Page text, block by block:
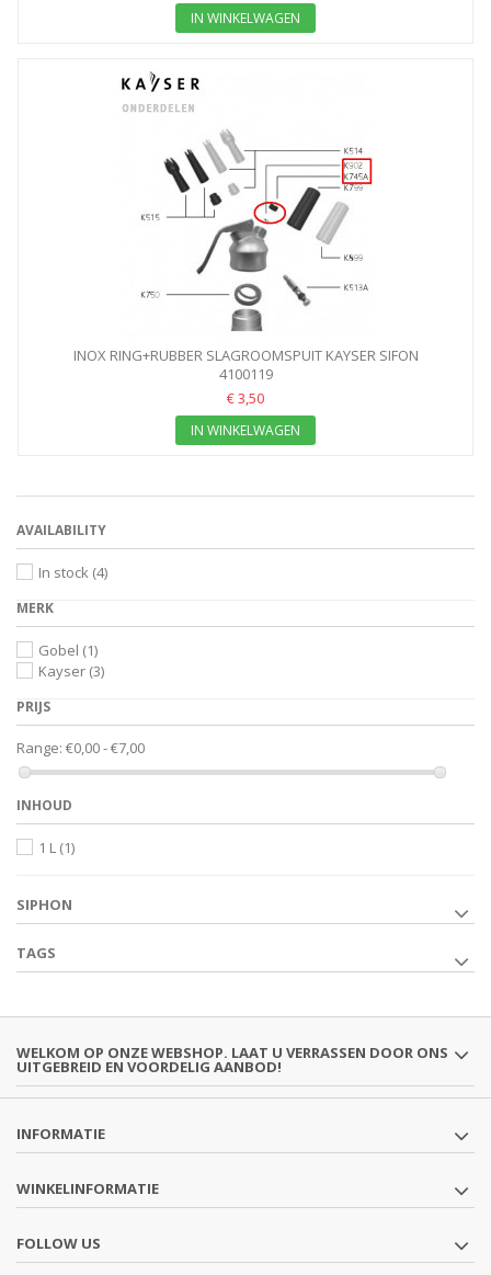
IN WINKELWAGEN
INOX RING+RUBBER SLAGROOMSPUIT KAYSER SIFON
4100119
€ 3,50
IN WINKELWAGEN
AVAILABILITY
In stock (4)
MERK
Gobel (1)
Kayser (3)
PRIJS
Range: €0,00 - €7,00
INHOUD
1 L (1)
SIPHON
TAGS
WELKOM OP ONZE WEBSHOP. LAAT U VERRASSEN DOOR ONS
UITGEBREID EN VOORDELIG AANBOD!
INFORMATIE
WINKELINFORMATIE
FOLLOW US